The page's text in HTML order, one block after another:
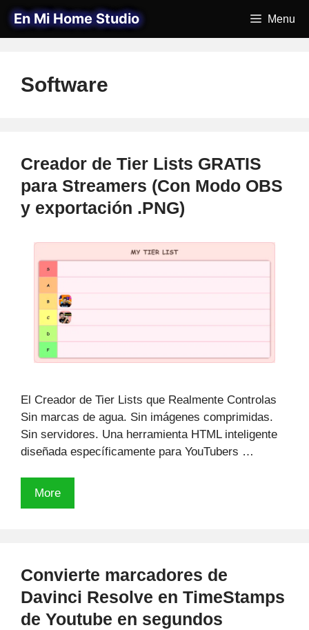
Saltar
contenido
En Mi Home Studio Menu
Software
Creador de Tier Lists GRATIS
para Streamers (Con Modo OBS
y exportación .PNG)
El Creador de Tier Lists que Realmente Controlas
Sin marcas de agua. Sin imágenes comprimidas.
Sin servidores. Una herramienta HTML inteligente
diseñada específicamente para YouTubers …
MoreCreador
de
para
Streamers
(Con
Convierte marcadores de
Davinci Resolve en TimeStamps
de Youtube en segundos